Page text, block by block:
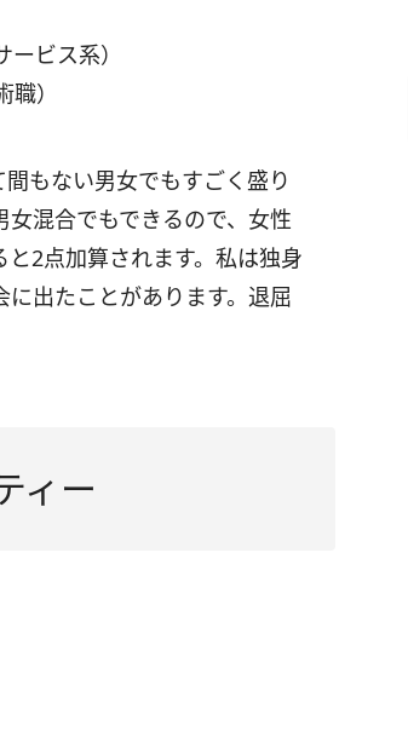
ビス系）
）
もない男女でもすごく盛り
混合でもできるので、女性
2点加算されます。私は独身
出たことがあります。退屈
ィー